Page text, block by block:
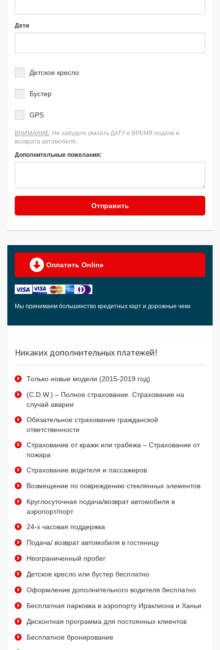
Дети
Детское кресло
Бустер
GPS
ВНИМАНИЕ: Не забудьте указать ДАТУ и ВРЕМЯ подачи и
возврата автомобиля.
Дополнительные пожелания:
Отправить
Оплатить Online
Мы принимаем большинство кредитных карт и дорожные чеки
Никаких дополнительных платежей!
Только новые модели (2015-2019 год)
(C.D.W.) – Полное страхование. Страхование на
случай аварии
Обязательное страхование гражданской
ответственности
Страхование от кражи или грабежа – Страхование от
пожара
Страхование водителя и пассажиров
Возмещение по повреждению стеклянных элементов
Круглосуточная подача/возврат автомобиля в
аэропорт/порт
24-х часовая поддержка
Подача/ возврат автомобиля в гостиницу
Неограниченный пробег
Детское кресло или бустер бесплатно
Оформление дополнительного водителя бесплатно
Бесплатная парковка в аэропорту Ираклиона и Ханьи
Дисконтная программа для постоянных клиентов
Бесплатное бронирование